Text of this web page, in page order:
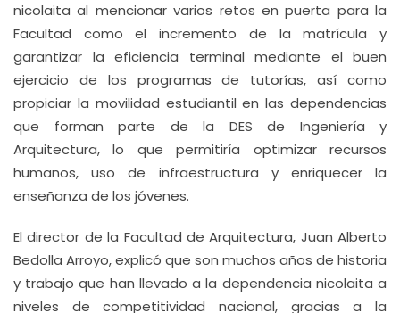
nicolaita al mencionar varios retos en puerta para la
Facultad como el incremento de la matrícula y
garantizar la eficiencia terminal mediante el buen
ejercicio de los programas de tutorías, así como
propiciar la movilidad estudiantil en las dependencias
que forman parte de la DES de Ingeniería y
Arquitectura, lo que permitiría optimizar recursos
humanos, uso de infraestructura y enriquecer la
enseñanza de los jóvenes.
El director de la Facultad de Arquitectura, Juan Alberto
Bedolla Arroyo, explicó que son muchos años de historia
y trabajo que han llevado a la dependencia nicolaita a
niveles de competitividad nacional, gracias a la